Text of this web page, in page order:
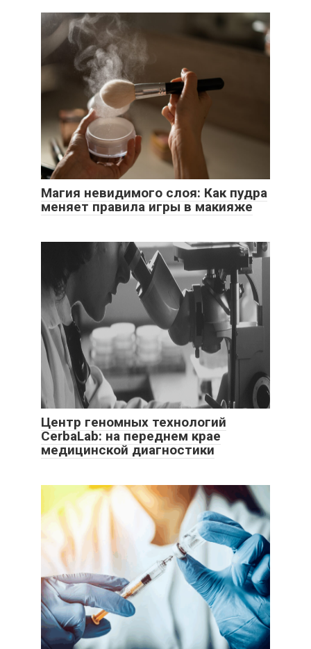
Магия невидимого слоя: Как пудра
меняет правила игры в макияже
Центр геномных технологий
CerbaLab: на переднем крае
медицинской диагностики